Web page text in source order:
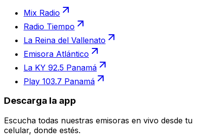
Mix Radio
Radio Tiempo
La Reina del Vallenato
Emisora Atlántico
La KY 92.5 Panamá
Play 103.7 Panamá
Descarga la app
Escucha todas nuestras emisoras en vivo desde tu
celular, donde estés.